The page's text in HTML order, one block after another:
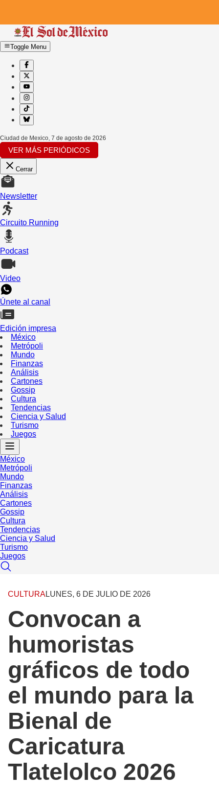
Toggle Menu
Ciudad de Mexico, 7 de agosto de 2026
VER MÁS PERIÓDICOS
Cerrar
Newsletter
Circuito Running
Podcast
Video
Únete al canal
Edición impresa
México
Metrópoli
Mundo
Finanzas
Análisis
Cartones
Gossip
Cultura
Tendencias
Ciencia y Salud
Turismo
Juegos
México
Metrópoli
Mundo
Finanzas
Análisis
Cartones
Gossip
Cultura
Tendencias
Ciencia y Salud
Turismo
Juegos
CULTURALUNES, 6 DE JULIO DE 2026
Convocan a
humoristas
gráficos de todo
el mundo para la
Bienal de
Caricatura
Tlatelolco 2026